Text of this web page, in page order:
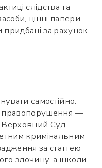
слідства та
цінні папери,
за рахунок
самостійно.
правопорушення —
Верховний Суд
кримінальним
за статтею
злочину, а інколи